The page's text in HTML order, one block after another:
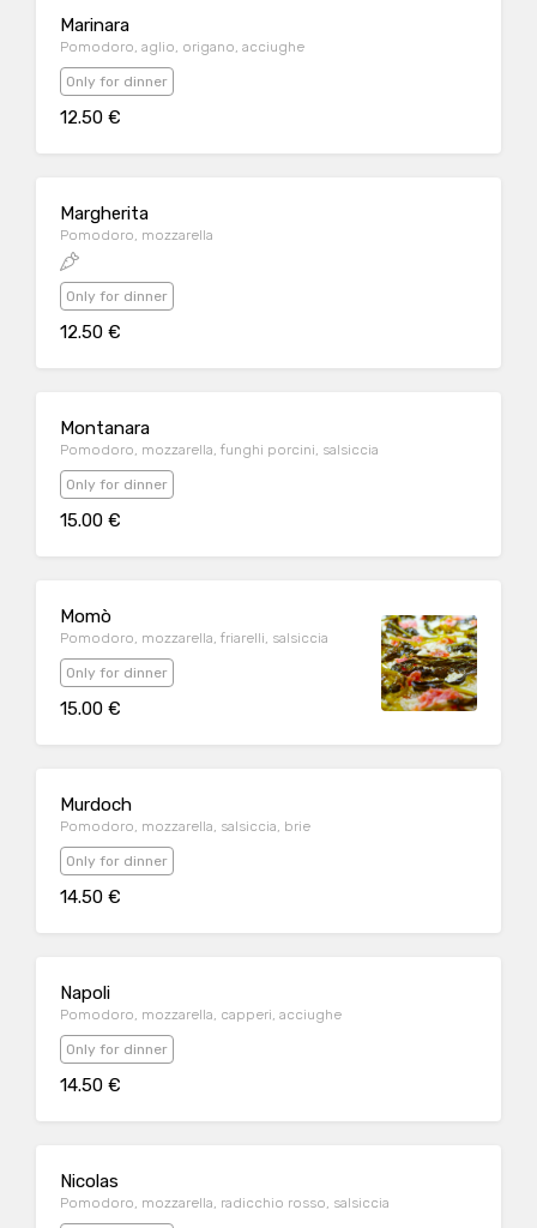
Marinara
Pomodoro, aglio, origano, acciughe
Only for dinner
12.50 €
Margherita
Pomodoro, mozzarella
Only for dinner
12.50 €
Montanara
Pomodoro, mozzarella, funghi porcini, salsiccia
Only for dinner
15.00 €
Momò
Pomodoro, mozzarella, friarelli, salsiccia
Only for dinner
15.00 €
Murdoch
Pomodoro, mozzarella, salsiccia, brie
Only for dinner
14.50 €
Napoli
Pomodoro, mozzarella, capperi, acciughe
Only for dinner
14.50 €
Nicolas
Pomodoro, mozzarella, radicchio rosso, salsiccia